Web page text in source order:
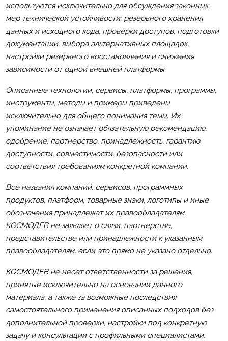
используются исключительно для обсуждения законных
мер технической устойчивости: резервного хранения
данных и исходного кода, проверки доступов, подготовки
документации, выбора альтернативных площадок,
настройки резервного восстановления и снижения
зависимости от одной внешней платформы.
Описанные технологии, сервисы, платформы, программы,
инструменты, методы и примеры приведены
исключительно для общего понимания темы. Их
упоминание не означает обязательную рекомендацию,
одобрение, партнерство, принадлежность, гарантию
доступности, совместимости, безопасности или
соответствия требованиям конкретной компании.
Все названия компаний, сервисов, программных
продуктов, платформ, товарные знаки, логотипы и иные
обозначения принадлежат их правообладателям.
КОСМОДЕВ не заявляет о связи, партнерстве,
представительстве или принадлежности к указанным
правообладателям, если это прямо не указано отдельно.
КОСМОДЕВ не несет ответственности за решения,
принятые исключительно на основании данного
материала, а также за возможные последствия
самостоятельного применения описанных подходов без
дополнительной проверки, настройки под конкретную
задачу и консультации с профильными специалистами.